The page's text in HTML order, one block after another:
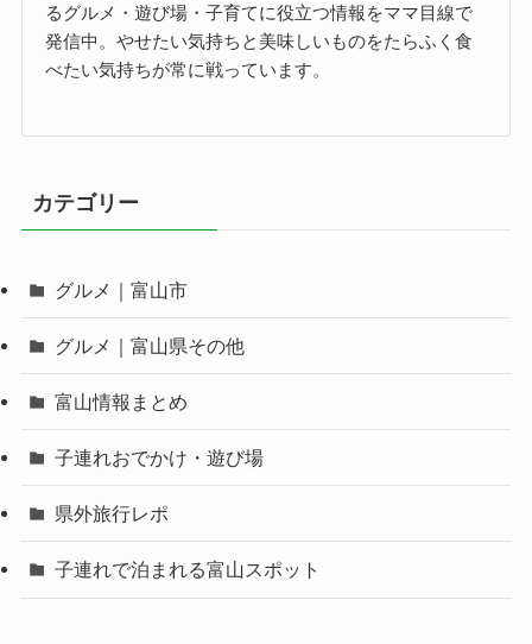
るグルメ・遊び場・子育てに役立つ情報をママ目線で
発信中。やせたい気持ちと美味しいものをたらふく食
べたい気持ちが常に戦っています。
カテゴリー
グルメ｜富山市
グルメ｜富山県その他
富山情報まとめ
子連れおでかけ・遊び場
県外旅行レポ
子連れで泊まれる富山スポット